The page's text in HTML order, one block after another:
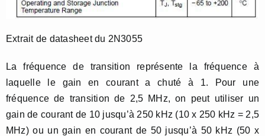
Extrait de datasheet du 2N3055
La fréquence de transition représente la fréquence à
laquelle le gain en courant a chuté à 1. Pour une
fréquence de transition de 2,5 MHz, on peut utiliser un
gain de courant de 10 jusqu’à 250 kHz (10 x 250 kHz = 2,5
MHz) ou un gain en courant de 50 jusqu’à 50 kHz (50 x